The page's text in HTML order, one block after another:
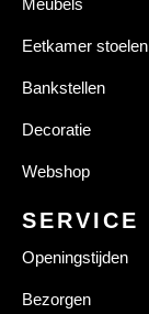
Eetkamer stoelen
Bankstellen
Decoratie
Webshop
SERVICE
Openingstijden
Bezorgen